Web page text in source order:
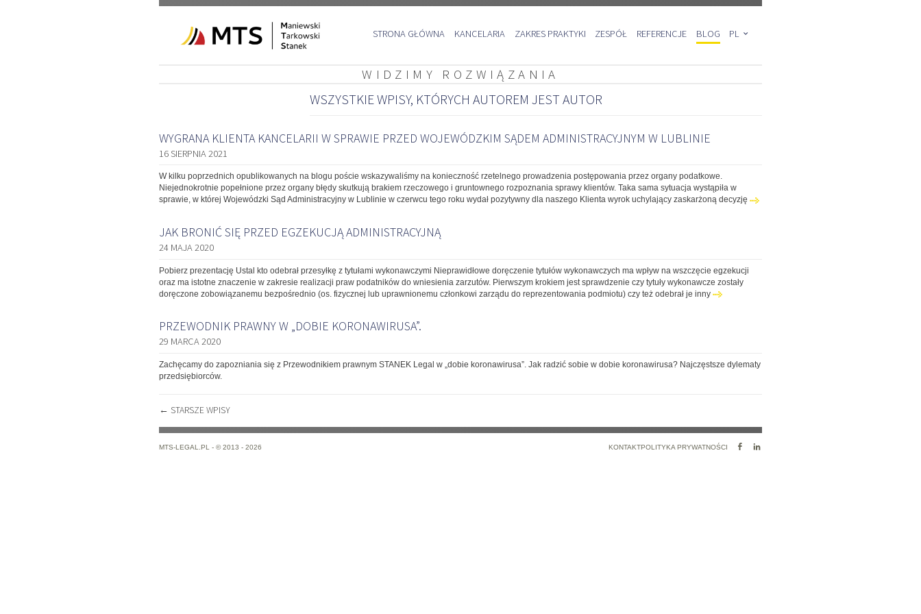
Przejdź
STRONA GŁÓWNA KANCELARIA ZAKRES PRAKTYKI ZESPÓŁ REFERENCJE BLOG
PL
WIDZIMY ROZWIĄZANIA
WSZYSTKIE WPISY, KTÓRYCH AUTOREM JEST AUTOR
WYGRANA KLIENTA KANCELARII W SPRAWIE PRZED WOJEWÓDZKIM SĄDEM ADMINISTRACYJNYM W LUBLINIE
16 SIERPNIA 2021
W kilku poprzednich opublikowanych na blogu poście wskazywaliśmy na konieczność rzetelnego prowadzenia postępowania przez organy podatkowe.
Niejednokrotnie popełnione przez organy błędy skutkują brakiem rzeczowego i gruntownego rozpoznania sprawy klientów. Taka sama sytuacja wystąpiła w
sprawie, w której Wojewódzki Sąd Administracyjny w Lublinie w czerwcu tego roku wydał pozytywny dla naszego Klienta wyrok uchylający zaskarżoną decyzję
JAK BRONIĆ SIĘ PRZED EGZEKUCJĄ ADMINISTRACYJNĄ
24 MAJA 2020
Pobierz prezentację Ustal kto odebrał przesyłkę z tytułami wykonawczymi Nieprawidłowe doręczenie tytułów wykonawczych ma wpływ na wszczęcie egzekucji
oraz ma istotne znaczenie w zakresie realizacji praw podatników do wniesienia zarzutów. Pierwszym krokiem jest sprawdzenie czy tytuły wykonawcze zostały
doręczone zobowiązanemu bezpośrednio (os. fizycznej lub uprawnionemu członkowi zarządu do reprezentowania podmiotu) czy też odebrał je inny
PRZEWODNIK PRAWNY W „DOBIE KORONAWIRUSA”.
29 MARCA 2020
Zachęcamy do zapozniania się z Przewodnikiem prawnym STANEK Legal w „dobie koronawirusa”. Jak radzić sobie w dobie koronawirusa? Najczęstsze dylematy
przedsiębiorców.
NAWIGACJA
PO
WPISACH
← STARSZE WPISY
MTS-LEGAL.PL - © 2013 - 2026 KONTAKTPOLITYKA PRYWATNOŚCI
FACEBOOK